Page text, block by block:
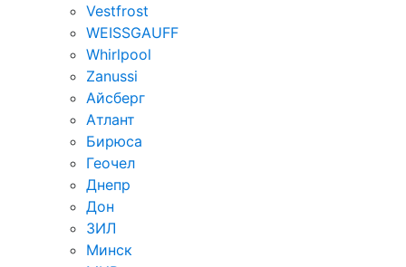
Vestfrost
WEISSGAUFF
Whirlpool
Zanussi
Айсберг
Атлант
Бирюса
Геочел
Днепр
Дон
ЗИЛ
Минск